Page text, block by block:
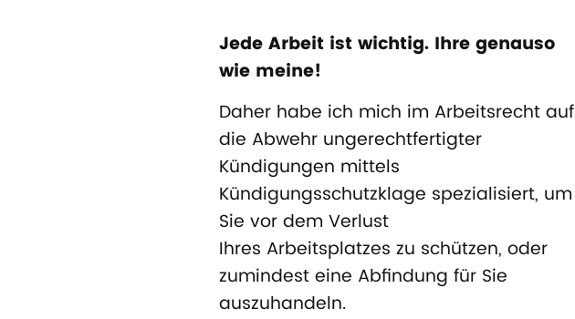
Jede Arbeit ist wichtig. Ihre genauso
wie meine!
Daher habe ich mich im Arbeitsrecht auf
die Abwehr ungerechtfertigter
Kündigungen mittels
Kündigungsschutzklage spezialisiert, um
Sie vor dem Verlust
Ihres Arbeitsplatzes zu schützen, oder
zumindest eine Abfindung für Sie
auszuhandeln.